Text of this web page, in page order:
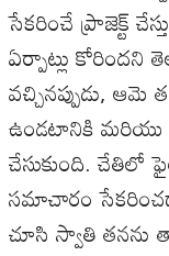
సేకరించే ప్రాజెక్ట్
ఏర్పాట్లుకోరిందని
వచ్చినప్పుడు, ఆమె
ఉండటానికిమరియు
చేసుకుంది. చేతిలో
సమాచారం
చూసి స్వాతితనను